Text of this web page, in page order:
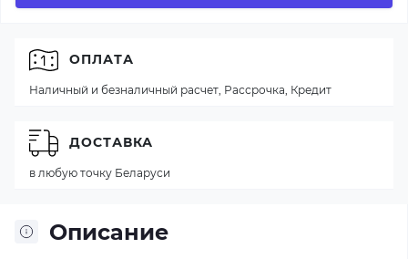
Описание
ОПЛАТА
Наличный и безналичный расчет, Рассрочка, Кредит
ДОСТАВКА
в любую точку Беларуси